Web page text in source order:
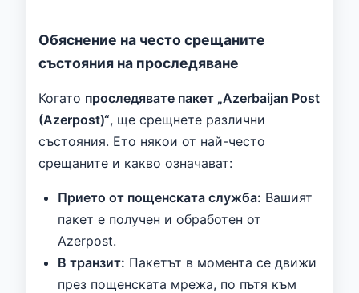
Обяснение на често срещаните
състояния на проследяване
Когато проследявате пакет „Azerbaijan Post
(Azerpost)“, ще срещнете различни
състояния. Ето някои от най-често
срещаните и какво означават:
Прието от пощенската служба: Вашият
пакет е получен и обработен от
Azerpost.
В транзит: Пакетът в момента се движи
през пощенската мрежа, по пътя към